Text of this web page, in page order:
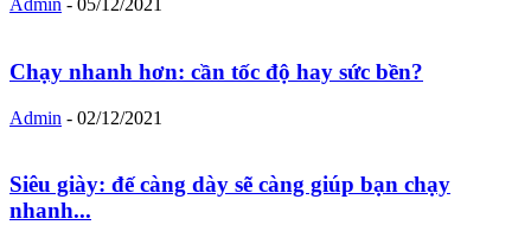
Admin - 05/12/2021
Chạy nhanh hơn: cần tốc độ hay sức bền?
Admin - 02/12/2021
Siêu giày: đế càng dày sẽ càng giúp bạn chạy
nhanh...